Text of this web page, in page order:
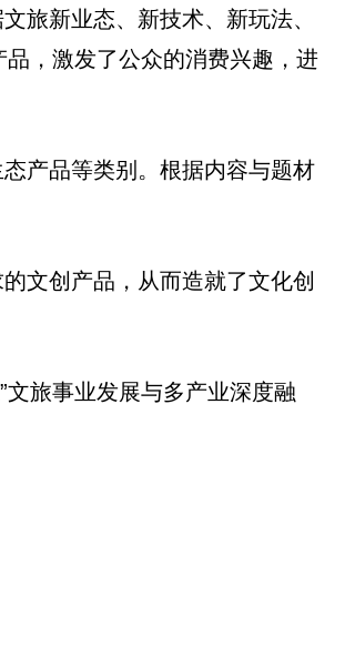
旅新业态、新技术、新玩法、
，激发了公众的消费兴趣，进
产品等类别。根据内容与题材
文创产品，从而造就了文化创
旅事业发展与多产业深度融